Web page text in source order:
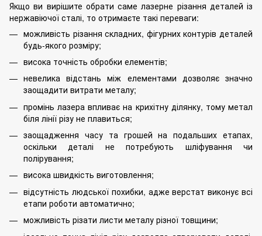
Якщо ви вирішите обрати саме лазерне різання деталей із
нержавіючої сталі, то отримаєте такі переваги:
можливість різання складних, фігурних контурів деталей
будь-якого розміру;
висока точність обробки елементів;
невелика відстань між елементами дозволяє значно
заощадити витрати металу;
промінь лазера впливає на крихітну ділянку, тому метал
біля лінії різу не плавиться;
заощадження часу та грошей на подальших етапах,
оскільки деталі не потребують шліфування чи
полірування;
висока швидкість виготовлення;
відсутність людської похибки, адже верстат виконує всі
етапи роботи автоматично;
можливість різати листи металу різної товщини;